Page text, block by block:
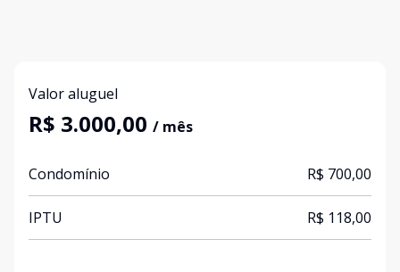
Valor aluguel
R$ 3.000,00 / mês
Condomínio R$ 700,00
IPTU R$ 118,00